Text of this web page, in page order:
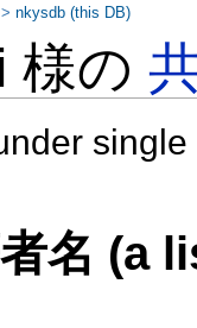
様の
名 (a
>nkysdb (this DB)